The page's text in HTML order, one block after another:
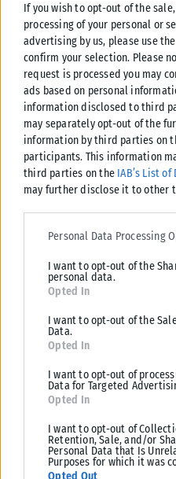
If you wish to opt-out of the
processing of your personal or
advertising by us, please use
confirm your selection. Please
request is processed you may
ads based on personal
information disclosed to third
may separately opt-out of the
information by third parties on
participants. This information
third parties on the IAB’s List
may further disclose it to other
Please note that this website/
services and may gather and
deny consent to Google and its
for below specified purposes in
Personal Data Processing
I want to opt-out of the
personal data.
Opted In
I want to opt-out of the
Data.
Opted In
I want to opt-out of
Data for Targeted
Opted In
I want to opt-out of
Retention, Sale, and/or
Personal Data that Is
Purposes for which it was
Opted Out
Τουρισμός για Όλους 2026-
Ανοιχτή για όλους τους
τελευταίο ψηφίο του ΑΦΜ, είναι
ΑΝΑΡΤΉΘΗΚΕ ΑΠΌ